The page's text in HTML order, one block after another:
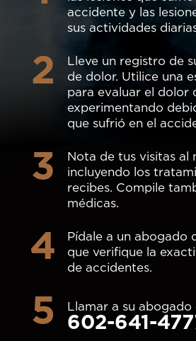
accidente y las
sus actividades
2
Lleve un registro de
de dolor. Utilice una
para evaluar el dolor
experimentando
que sufrió en el
3
Nota de tus visitas al
incluyendo los
recibes. Compile
médicas.
4
Pídale a un abogado
que verifique la
de accidentes.
5 Llamar a su abogado
602-641-